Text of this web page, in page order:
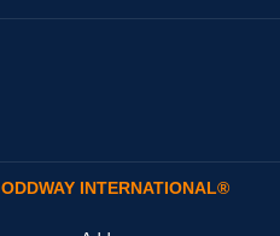
ODDWAY INTERNATIONAL®